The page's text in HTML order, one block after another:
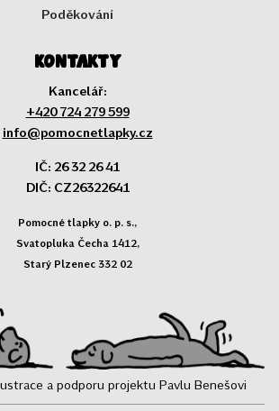
Poděkování
Kontakty
Kancelář:
+420 724 279 599
info@pomocnetlapky.cz
IČ: 26 32 26 41
DIČ: CZ26322641
Pomocné tlapky o. p. s.,
Svatopluka Čecha 1412,
Starý Plzenec 332 02
a podporu projektu Pavlu Benešovi